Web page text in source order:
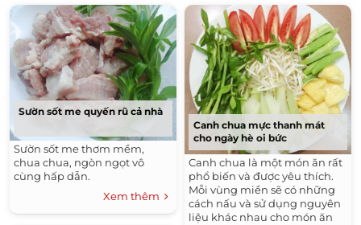
Sườn sốt me quyến rũ cả nhà
Sườn sốt me thơm mềm,
chua chua, ngòn ngọt vô
cùng hấp dẫn.
Xem thêm
Canh chua mực thanh mát
cho ngày hè oi bức
Canh chua là một món ăn rất
phổ biến và được yêu thích.
Mỗi vùng miền sẽ có những
cách nấu và sử dụng nguyên
liệu khác nhau cho món ăn